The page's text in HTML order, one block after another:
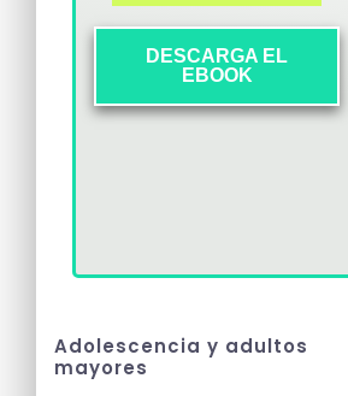
DESCARGA EL
EBOOK
Adolescencia y adultos
mayores